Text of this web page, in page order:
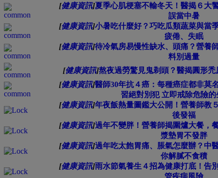
[健康資訊]夏季心肌梗塞不輸冬天！醫揭６大
誤當中暑
[健康資訊]小暑吃什麼好？巧吃瓜類蔬菜與當
疲倦、失眠
[健康資訊]待冷氣房易慢性缺水、頭痛？營養
料別過量
[健康資訊]熬夜過勞驚見鬼剃頭？醫揭圓形
[健康資訊]醫師30年抗４癌：每種癌症都非莫
習絕對別犯 立即戒除危險的
[健康資訊]年夜飯熱量圖鑑大公開！營養師教
後發福
[健康資訊]過年不變胖！營養師揭圍爐大餐，
漿墊胃不發胖
[健康資訊]過年吃太飽胃痛、脹氣怎麼辦？中
你解膩不食積
[健康資訊]雨水節氣養生４招為健康打底！告
管疾病風險